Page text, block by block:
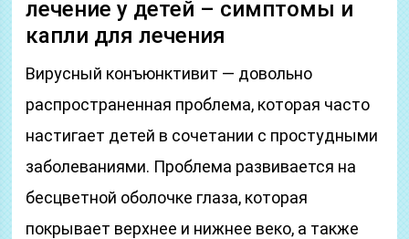
лечение у детей – симптомы и
капли для лечения
Вирусный конъюнктивит — довольно
распространенная проблема, которая часто
настигает детей в сочетании с простудными
заболеваниями. Проблема развивается на
бесцветной оболочке глаза, которая
покрывает верхнее и нижнее веко, а также